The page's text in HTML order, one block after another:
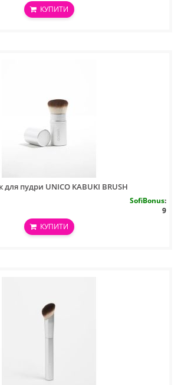
КУПИТИ
для пудри UNICO KABUKI BRUSH
SofiBonus:
9
КУПИТИ